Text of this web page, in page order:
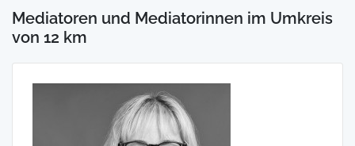
Mediatoren und Mediatorinnen im Umkreis
von 12 km